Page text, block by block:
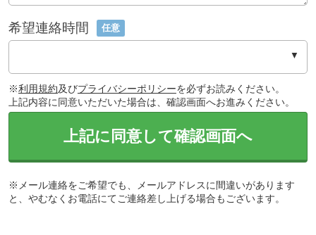
希望連絡時間 任意
※利用規約及びプライバシーポリシーを必ずお読みください。
上記内容に同意いただいた場合は、確認画面へお進みください。
上記に同意して確認画面へ
※メール連絡をご希望でも、メールアドレスに間違いがあります
と、やむなくお電話にてご連絡差し上げる場合もございます。